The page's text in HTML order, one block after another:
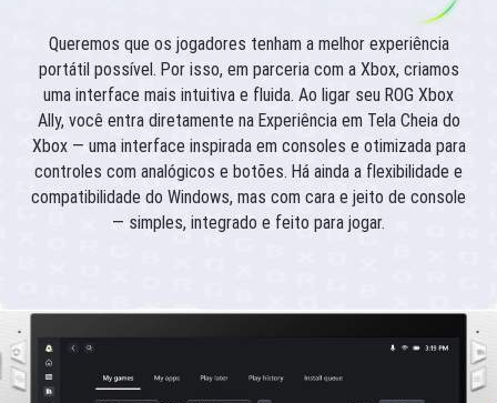
Queremos que os jogadores tenham a melhor experiência
portátil possível. Por isso, em parceria com a Xbox, criamos
uma interface mais intuitiva e fluida. Ao ligar seu ROG Xbox
Ally, você entra diretamente na Experiência em Tela Cheia do
Xbox — uma interface inspirada em consoles e otimizada para
controles com analógicos e botões. Há ainda a flexibilidade e
compatibilidade do Windows, mas com cara e jeito de console
— simples, integrado e feito para jogar.